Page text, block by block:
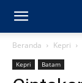
Beranda Kepri
Kepri Batam